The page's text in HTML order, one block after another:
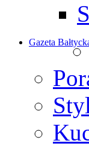
Gazeta